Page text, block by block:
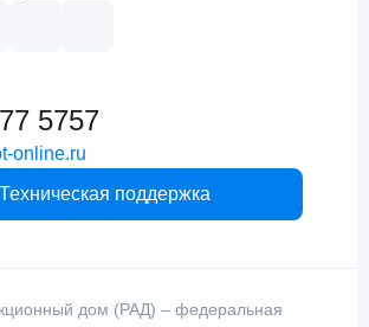
5757
online.ru
Техническая поддержка
дом (РАД) – федеральная